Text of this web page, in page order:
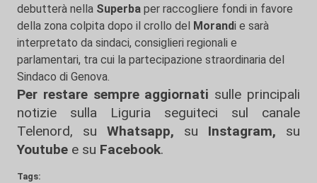
debutterà nella Superba per raccogliere fondi in favore
della zona colpita dopo il crollo del
Morandi e sarà
interpretato da sindaci, consiglieri regionali e
parlamentari, tra cui la partecipazione straordinaria del
Sindaco di Genova.
Per restare sempre aggiornati sulle principali
notizie sulla Liguria seguiteci sul canale
Telenord, su
Whatsapp, su Instagram, su
Youtube e su Facebook.
Tags: